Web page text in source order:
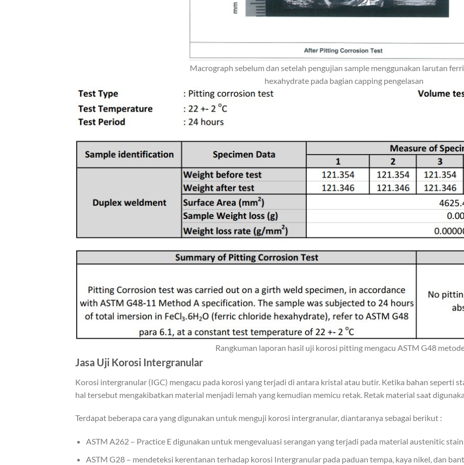
Macrograph sebelum dan setelah pengujian sample menggunakan larutan
hexahydrate pada bagian capping pengelasan
Rangkuman laporan hasil uji korosi pitting mengacu ASTM G48
Jasa Uji Korosi Intergranular
Korosi intergranular (IGC) mengacu pada korosi yang terjadi di antara kristal atau butir. Ketika bahan seperti
hal tersebut mengakibatkan material menjadi lemah yang kemudian memicu retak. Retak material saat
Terdapat beberapa cara yang digunakan untuk menguji korosi intergranular, diantaranya sebagai berikut :
ASTM A262 – Practice E digunakan untuk mengevaluasi serangan yang terjadi pada material austenitic
ASTM G28 – mendeteksi kerentanan terhadap korosi Intergranular pada paduan tempa, kaya nikel, dan